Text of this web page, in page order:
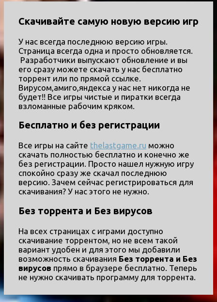
Скачивайте самую новую версию игр
У нас всегда последнюю версию игры.
Страница всегда одна и просто обновляется.
Разработчики выпускают обновление и вы
его сразу можете скачать у нас бесплатно
торрент или по прямой ссылке.
Вирусом,амиго,яндекса у нас нет никогда не
будет!! Все игры чистые и пиратки всегда
взломанные рабочим кряком.
Бесплатно и без регистрации
Все игры на сайте thelastgame.ru можно
скачать полностью бесплатно и конечно же
без регистрации. Просто нашел нужную игру
спокойно сразу же скачал последнюю
версию. Зачем сейчас регистрироваться для
скачивания? У нас этого не нужно.
Без торрента и Без вирусов
На всех страницах с играми доступно
скачивание торрентом, но не всем такой
вариант удобен и для этого мы добавили
возможность скачивания Без торрента и Без
вирусов прямо в браузере бесплатно. Теперь
не нужно скачивать программу для торрента.